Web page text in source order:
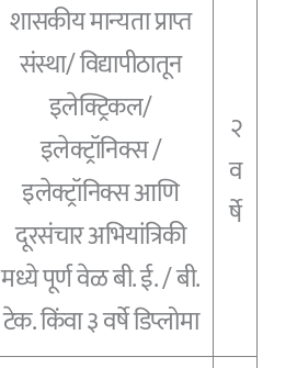
शासकीय मान्यता प्राप्त
संस्था/ विद्यापीठातून
इलेक्ट्रिकल/
इलेक्ट्रॉनिक्स /
इलेक्ट्रॉनिक्स आणि
दूरसंचार अभियांत्रिकी
मध्ये पूर्ण वेळ बी. ई. / बी.
टेक. किंवा ३ वर्षे डिप्लोमा
२
व
र्षे